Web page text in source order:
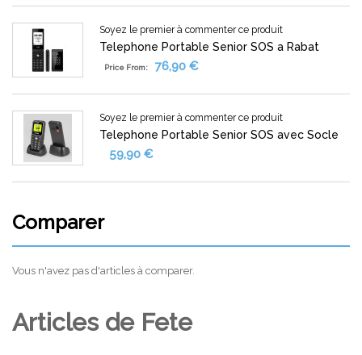
Soyez le premier à commenter ce produit
Telephone Portable Senior SOS a Rabat
Price From: 76,90 €
Soyez le premier à commenter ce produit
Telephone Portable Senior SOS avec Socle
59,90 €
Comparer
Vous n'avez pas d'articles à comparer.
Articles de Fete